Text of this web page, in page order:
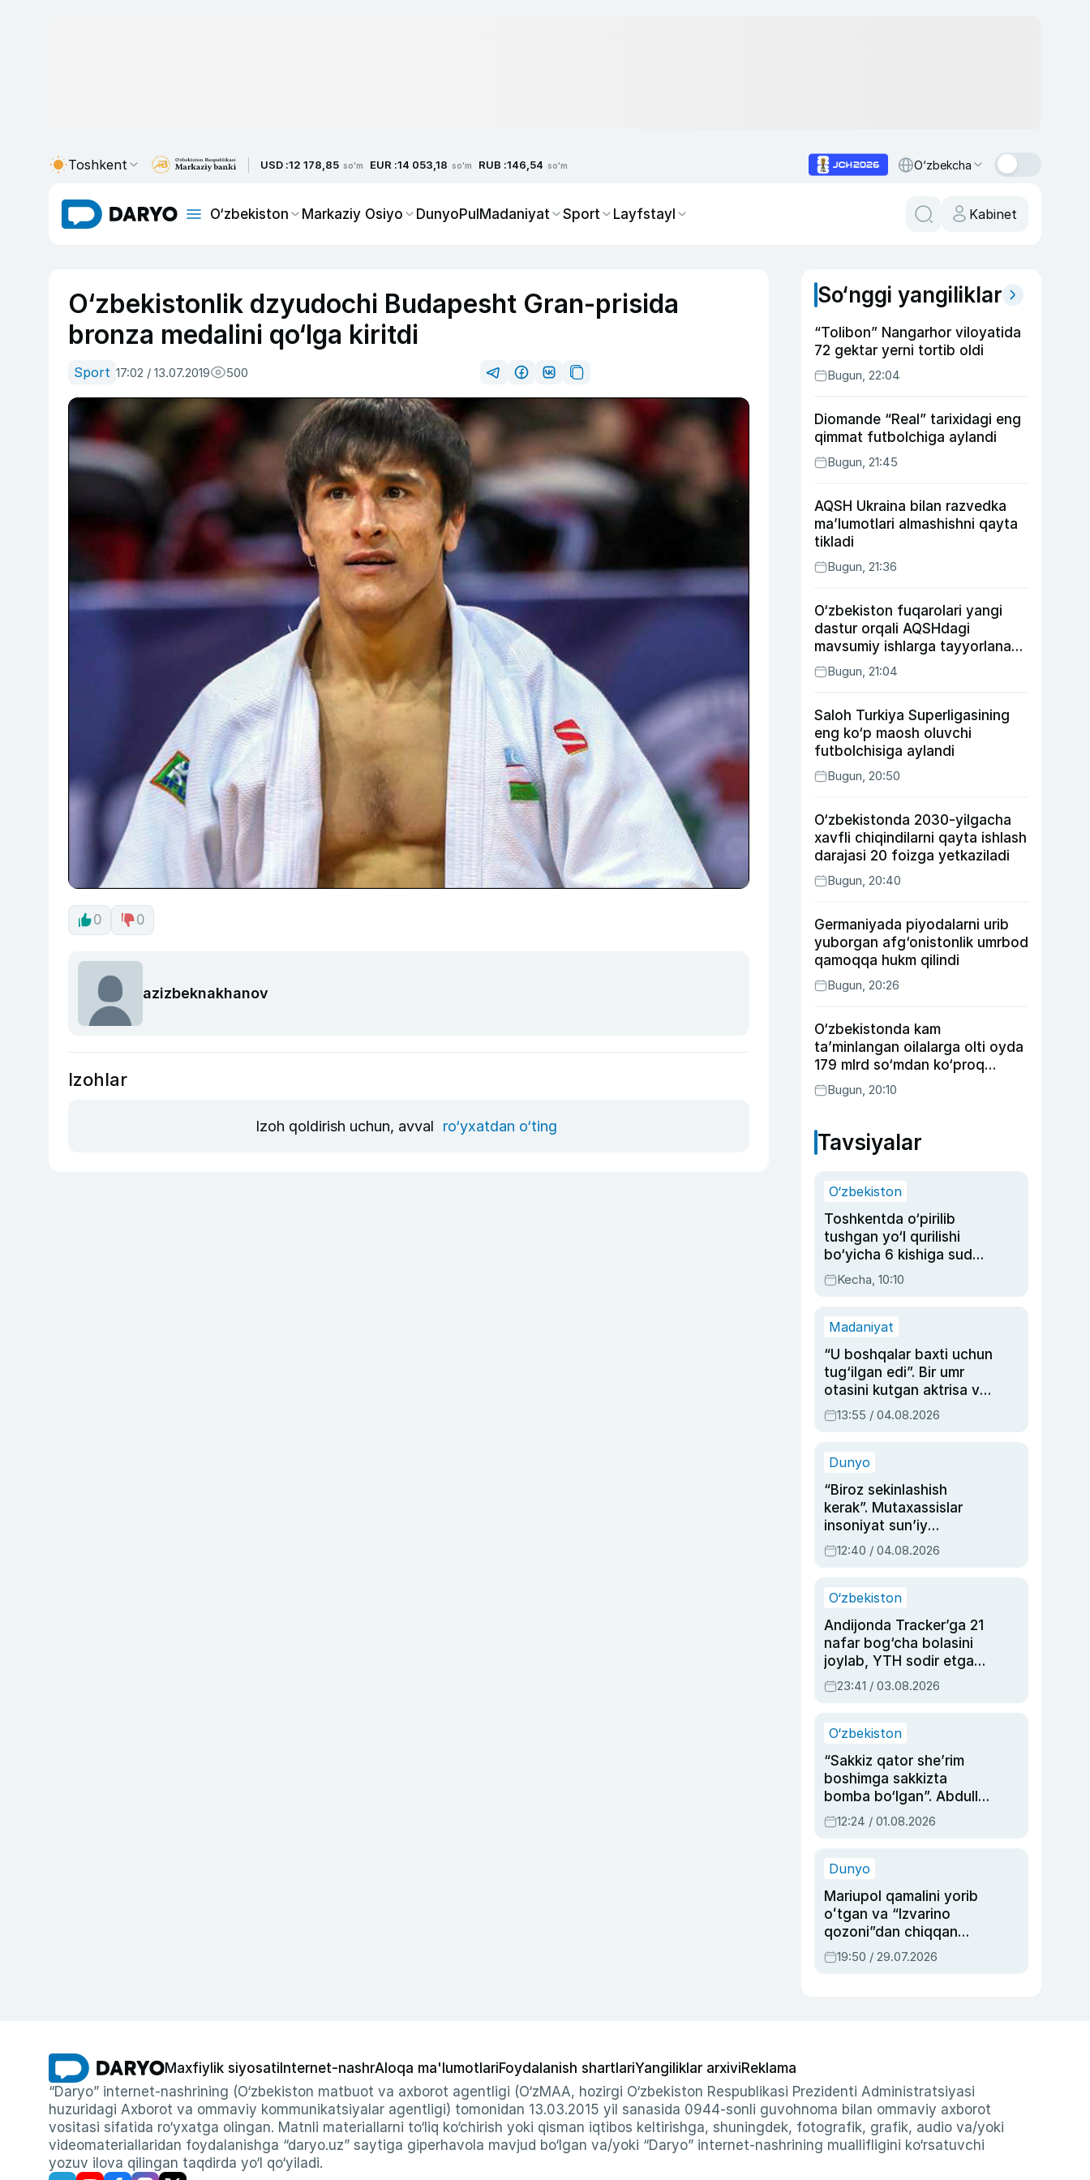
Toshkent USD :12 178,85 so'm EUR :14 053,18 so'm RUB :146,54 so'm O‘zbekcha
O‘zbekiston Markaziy Osiyo DunyoPulMadaniyat Sport Layfstayl Kabinet
O‘zbekistonlik dzyudochi Budapesht Gran-prisida
bronza medalini qo‘lga kiritdi
Sport 17:02 / 13.07.2019 500
0 0
azizbeknakhanov
Izohlar
Izoh qoldirish uchun, avval ro‘yxatdan o‘ting
So‘nggi yangiliklar
“Tolibon” Nangarhor viloyatida
72 gektar yerni tortib oldi
Bugun, 22:04
Diomande “Real” tarixidagi eng
qimmat futbolchiga aylandi
Bugun, 21:45
AQSH Ukraina bilan razvedka
ma’lumotlari almashishni qayta
tikladi
Bugun, 21:36
O‘zbekiston fuqarolari yangi
dastur orqali AQSHdagi
mavsumiy ishlarga tayyorlanadi
va joylashtiriladi
Bugun, 21:04
Saloh Turkiya Superligasining
eng ko‘p maosh oluvchi
futbolchisiga aylandi
Bugun, 20:50
O‘zbekistonda 2030-yilgacha
xavfli chiqindilarni qayta ishlash
darajasi 20 foizga yetkaziladi
Bugun, 20:40
Germaniyada piyodalarni urib
yuborgan afg‘onistonlik umrbod
qamoqqa hukm qilindi
Bugun, 20:26
O‘zbekistonda kam
ta’minlangan oilalarga olti oyda
179 mlrd so‘mdan ko‘proq
ijtimoiy keshbek to‘lab berildi
Bugun, 20:10
Tavsiyalar
O‘zbekiston
Toshkentda o‘pirilib
tushgan yo‘l qurilishi
bo‘yicha 6 kishiga sud
hukmi o‘qildi
Kecha, 10:10
Madaniyat
“U boshqalar baxti uchun
tug‘ilgan edi”. Bir umr
otasini kutgan aktrisa va
dublyaj ustasi Rimma
Ahmedovaning
13:55 / 04.08.2026
Dunyo
“Biroz sekinlashish
kerak”. Mutaxassislar
insoniyat sun’iy
intellektni boshqara
olmay qolishidan xavotir
12:40 / 04.08.2026
O‘zbekiston
Andijonda Tracker’ga 21
nafar bog‘cha bolasini
joylab, YTH sodir etgan
ayolga sud hukmi o‘qildi
23:41 / 03.08.2026
O‘zbekiston
“Sakkiz qator she’rim
boshimga sakkizta
bomba bo‘lgan”. Abdulla
Oripovni siyosiy
ayblovlardan asrab
12:24 / 01.08.2026
Dunyo
Mariupol qamalini yorib
oʻtgan va “Izvarino
qozoni”dan chiqqan
qahramon — Ukraina
armiyasi bosh
19:50 / 29.07.2026
Maxfiylik siyosati Internet-nashrAloqa ma'lumotlariFoydalanish shartlariYangiliklar arxiviReklama
“Daryo” internet-nashrining (O‘zbekiston matbuot va axborot agentligi (O‘zMAA, hozirgi O‘zbekiston Respublikasi Prezidenti Administratsiyasi
huzuridagi Axborot va ommaviy kommunikatsiyalar agentligi) tomonidan 13.03.2015 yil sanasida 0944-sonli guvohnoma bilan ommaviy axborot
vositasi sifatida ro‘yxatga olingan. Matnli materiallarni to‘liq ko‘chirish yoki qisman iqtibos keltirishga, shuningdek, fotografik, grafik, audio va/yoki
videomateriallaridan foydalanishga “daryo.uz” saytiga giperhavola mavjud bo‘lgan va/yoki “Daryo” internet-nashrining muallifligini ko‘rsatuvchi
yozuv ilova qilingan taqdirda yo‘l qo‘yiladi.